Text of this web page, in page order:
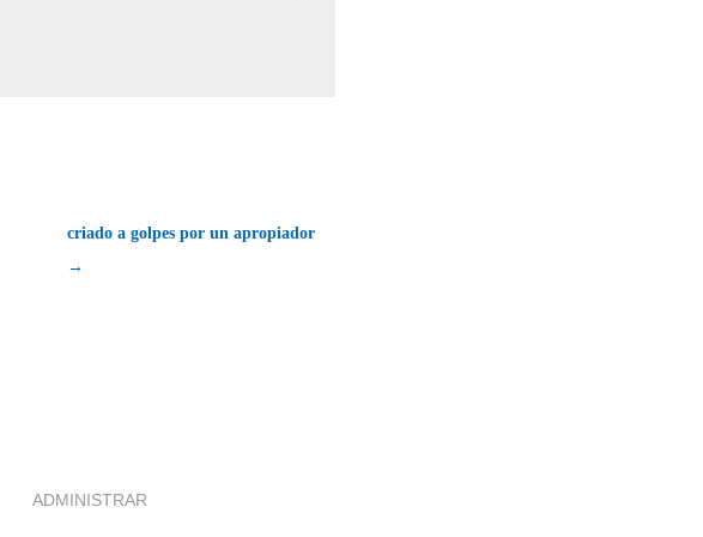
criado a golpes por un apropiador
→
ADMINISTRAR